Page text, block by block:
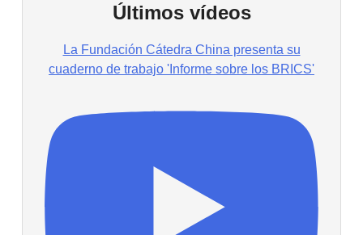
Últimos vídeos
La Fundación Cátedra China presenta su
cuaderno de trabajo 'Informe sobre los BRICS'